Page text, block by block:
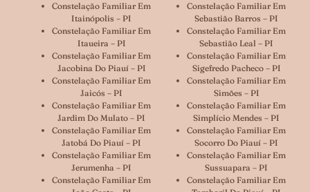
Constelação Familiar Em
Itainópolis – PI
Constelação Familiar Em
Itaueira – PI
Constelação Familiar Em
Jacobina Do Piauí – PI
Constelação Familiar Em
Jaicós – PI
Constelação Familiar Em
Jardim Do Mulato – PI
Constelação Familiar Em
Jatobá Do Piauí – PI
Constelação Familiar Em
Jerumenha – PI
Constelação Familiar Em
Constelação Familiar Em
Sebastião Barros – PI
Constelação Familiar Em
Sebastião Leal – PI
Constelação Familiar Em
Sigefredo Pacheco – PI
Constelação Familiar Em
Simões – PI
Constelação Familiar Em
Simplício Mendes – PI
Constelação Familiar Em
Socorro Do Piauí – PI
Constelação Familiar Em
Sussuapara – PI
Constelação Familiar Em